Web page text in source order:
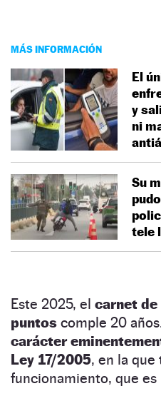
MÁS INFORMACIÓN
El
y
ni
Su
tele
Este 2025, el carnet
puntos comple 20
carácter
Ley 17/2005, en la que
funcionamiento, que